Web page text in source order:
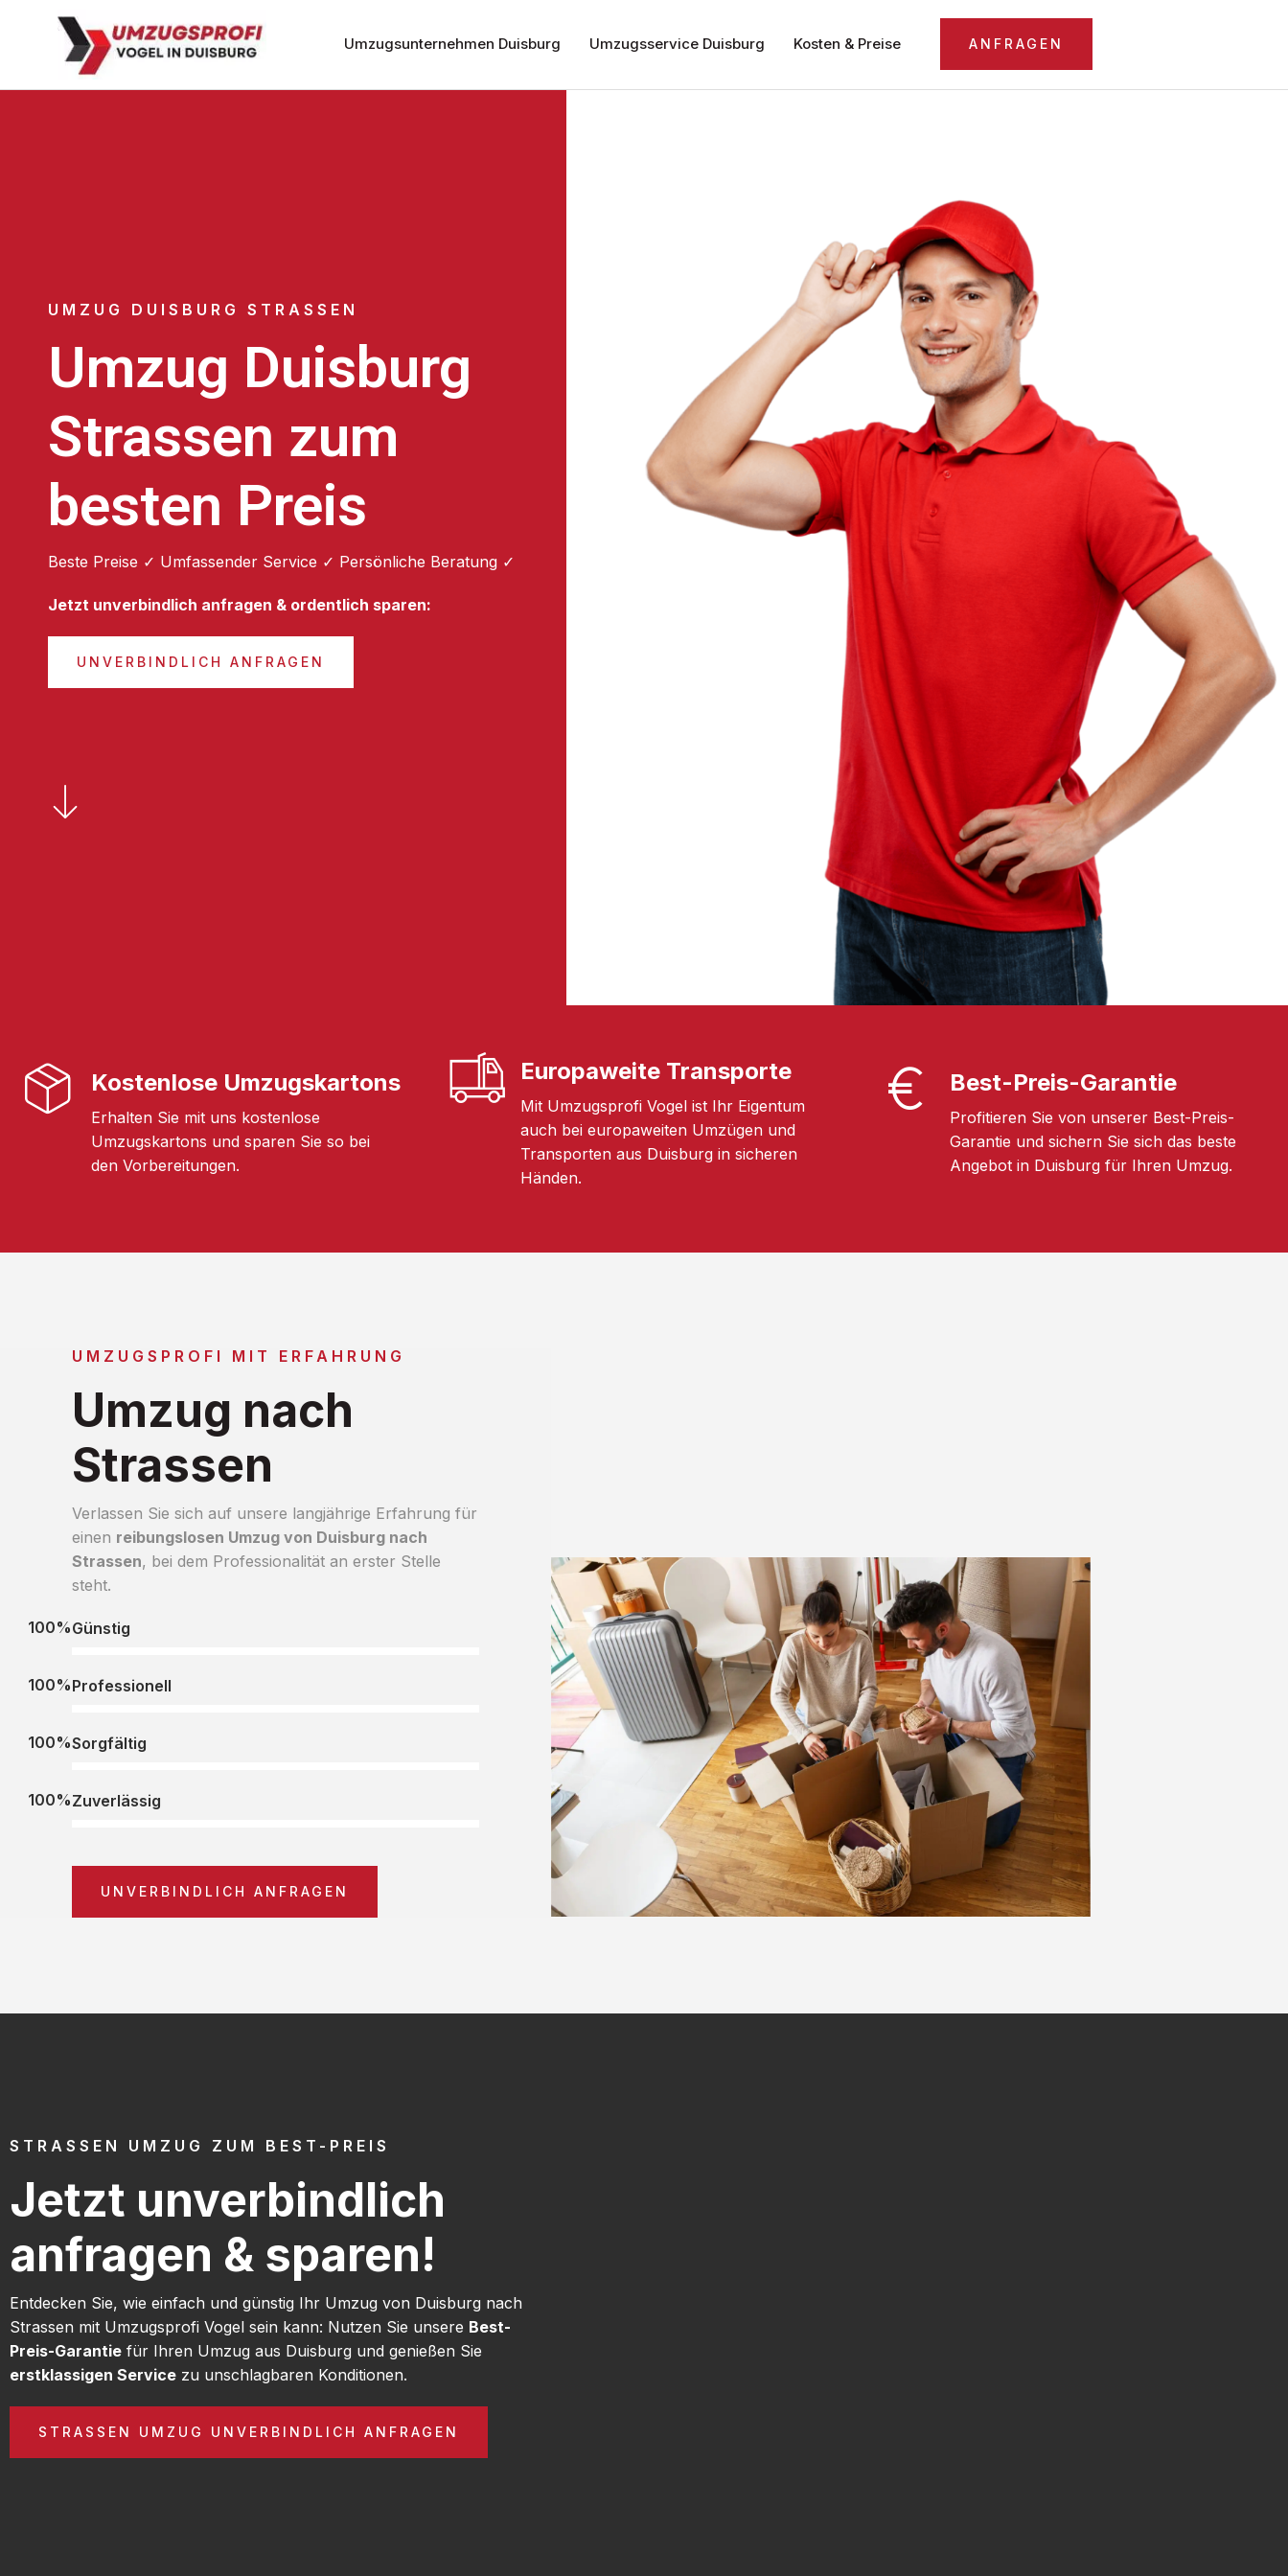
Umzugsunternehmen Duisburg Umzugsservice Duisburg Kosten & Preise ANFRAGEN
UMZUG DUISBURG STRASSEN
Umzug Duisburg
Strassen zum
besten Preis
Beste Preise ✓ Umfassender Service ✓ Persönliche Beratung ✓
Jetzt unverbindlich anfragen & ordentlich sparen:
UNVERBINDLICH ANFRAGEN
Kostenlose Umzugskartons
Erhalten Sie mit uns kostenlose
Umzugskartons und sparen Sie so bei
den Vorbereitungen.
Europaweite Transporte
Mit Umzugsprofi Vogel ist Ihr Eigentum
auch bei europaweiten Umzügen und
Transporten aus Duisburg in sicheren
Händen.
Best-Preis-Garantie
Profitieren Sie von unserer Best-Preis-
Garantie und sichern Sie sich das beste
Angebot in Duisburg für Ihren Umzug.
UMZUGSPROFI MIT ERFAHRUNG
Umzug nach
Strassen
Verlassen Sie sich auf unsere langjährige Erfahrung für
einen reibungslosen Umzug von Duisburg nach
Strassen, bei dem Professionalität an erster Stelle
steht.
Günstig
100%
Professionell
100%
Sorgfältig
100%
Zuverlässig
100%
UNVERBINDLICH ANFRAGEN
STRASSEN UMZUG ZUM BEST-PREIS
Jetzt unverbindlich
anfragen & sparen!
Entdecken Sie, wie einfach und günstig Ihr Umzug von Duisburg nach
Strassen mit Umzugsprofi Vogel sein kann: Nutzen Sie unsere Best-
Preis-Garantie für Ihren Umzug aus Duisburg und genießen Sie
erstklassigen Service zu unschlagbaren Konditionen.
STRASSEN UMZUG UNVERBINDLICH ANFRAGEN